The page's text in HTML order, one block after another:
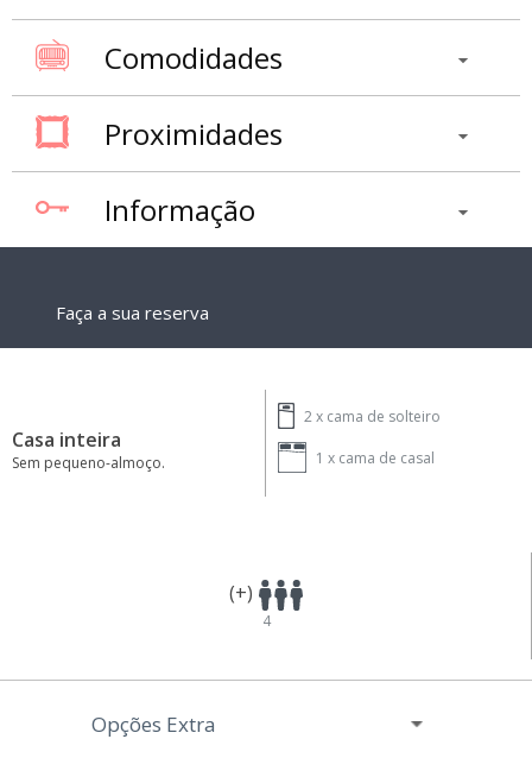
Comodidades
Proximidades
Informação
Faça a sua reserva
Casa inteira
Sem pequeno-almoço.
2 x cama de solteiro
1 x cama de casal
(+)
4
Opções Extra